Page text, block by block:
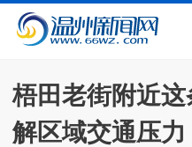
梧田老街附近
解区域交通压力